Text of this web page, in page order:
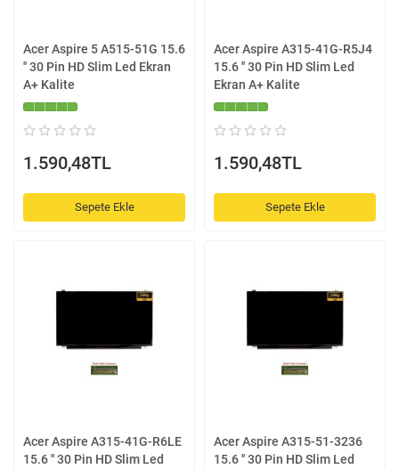
Acer Aspire 5 A515-51G 15.6
'' 30 Pin HD Slim Led Ekran
A+ Kalite
1.590,48TL
Sepete Ekle
Acer Aspire A315-41G-R5J4
15.6 '' 30 Pin HD Slim Led
Ekran A+ Kalite
1.590,48TL
Sepete Ekle
Acer Aspire A315-41G-R6LE
15.6 '' 30 Pin HD Slim Led
Acer Aspire A315-51-3236
15.6 '' 30 Pin HD Slim Led